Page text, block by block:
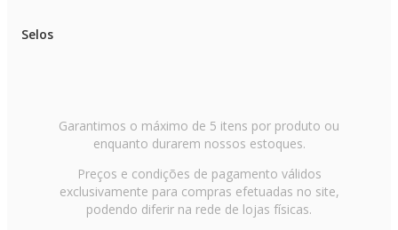
Selos
Garantimos o máximo de 5 itens por produto ou
enquanto durarem nossos estoques.
Preços e condições de pagamento válidos
exclusivamente para compras efetuadas no site,
podendo diferir na rede de lojas físicas.